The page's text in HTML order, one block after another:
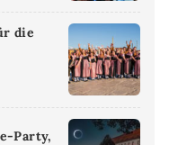
die
Party,